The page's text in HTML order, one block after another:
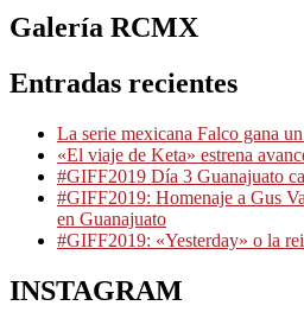
Galería RCMX
Entradas recientes
La serie mexicana Falco gana
«El viaje de Keta» estrena
#GIFF2019 Día 3 Guanajuato
#GIFF2019: Homenaje a Gus
en Guanajuato
#GIFF2019: «Yesterday» o la
INSTAGRAM